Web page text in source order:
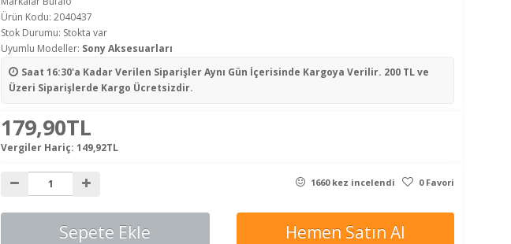
Ürün Kodu: 2040437
Stok Durumu: Stokta var
Uyumlu Modeller: Sony Aksesuarları
Saat 16:30'a Kadar Verilen SiparişlerAynı Gün İçerisinde Kargoya Verilir. 200 TL ve
Üzeri Siparişlerde Kargo Ücretsizdir.
179,90TL
Vergiler Hariç: 149,92TL
1660 kez incelendi 0 Favori
Sepete Ekle Hemen Satın Al